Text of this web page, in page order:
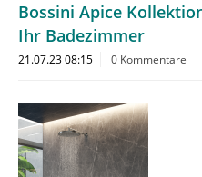
Bossini Apice
Ihr Badezimmer
21.07.23 08:15 0 Kommentare